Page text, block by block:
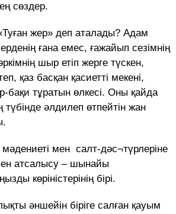
сөздер.
жер» деп аталады? Адам
ғана емес, ғажайып сезімнің
шыр етіп жерге түскен,
қаз басқан қасиетті мекені,
бақи тұратын өлкесі. Оны қайда
түбінде әлдилеп өтпейтін жан
мен салт-дәс¬түрлеріне
атсалысу – шынайы
көріністерінің бірі.
әншейін біріге салған қауым